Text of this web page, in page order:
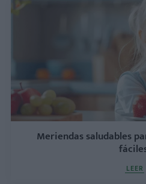
Meriendas saludables
LEER